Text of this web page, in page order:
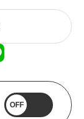
OFF